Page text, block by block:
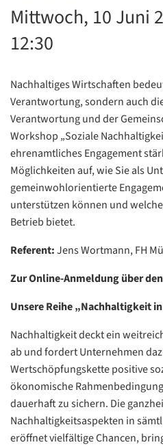
Mittwoch, 10 Juni
12:30
Nachhaltiges Wirtschaften
Verantwortung, sondern auch
Verantwortung und der
Workshop „Soziale
ehrenamtliches Engagement
Möglichkeiten auf, wie Sie als
gemeinwohlorientierte
unterstützen können und
Betrieb bietet.
Referent:Jens Wortmann, FH
Zur Online-Anmeldung über den
Unsere Reihe „Nachhaltigkeit
Nachhaltigkeit deckt ein
ab und fordert Unternehmen
Wertschöpfungskette positive
ökonomische
dauerhaft zu sichern. Die
Nachhaltigkeitsaspekten in
eröffnet vielfältige Chancen,